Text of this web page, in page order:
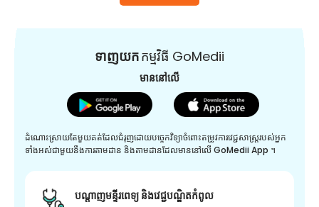
ទាញយកកម្មវិធី GoMedii
មាននៅលើ
ដំណោះស្រាយតែមួយគត់ដែលជំរុញដោយបច្ចេកវិទ្យាចំពោះតម្រូវការវេជ្ជសាស្រ្តរបស់អ្នក
ទាំងអស់ជាមួយនឹងការតាមដាន និងតាមដានដែលមាននៅលើ GoMedii App ។
បណ្តាញមន្ទីរពេទ្យ និងវេជ្ជបណ្ឌិតកំពូល